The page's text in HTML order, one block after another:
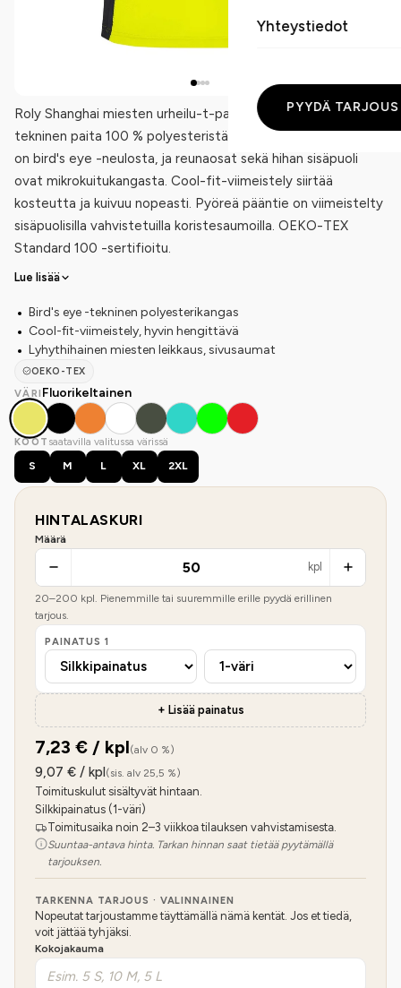
Yhteystiedot
PYYDÄ TARJOUS
Roly Shanghai miesten urheilu-t-paita on lyhythihainen
tekninen paita 100 % polyesteristä (140 g/m²). Pääkangas
on bird's eye -neulosta, ja reunaosat sekä hihan sisäpuoli
ovat mikrokuitukangasta. Cool-fit-viimeistely siirtää
kosteutta ja kuivuu nopeasti. Pyöreä pääntie on viimeistelty
sisäpuolisilla vahvistetuilla koristesaumoilla. OEKO-TEX
Standard 100 -sertifioitu.
Lue lisää
Bird's eye -tekninen polyesterikangas
Cool-fit-viimeistely, hyvin hengittävä
Lyhythihainen miesten leikkaus, sivusaumat
OEKO-TEX
VÄRI Fluorikeltainen
KOOT saatavilla valitussa värissä
S
M L XL 2XL
HINTALASKURI
Määrä
kpl
20–200 kpl. Pienemmille tai suuremmille erille pyydä erillinen
tarjous.
PAINATUS 1
+ Lisää painatus
7,23 € / kpl(alv 0 %)
9,07 € / kpl(sis. alv 25,5 %)
Toimituskulut sisältyvät hintaan.
Silkkipainatus (1-väri)
Toimitusaika noin 2–3 viikkoa tilauksen vahvistamisesta.
Suuntaa-antava hinta. Tarkan hinnan saat tietää pyytämällä
tarjouksen.
TARKENNA TARJOUS · VALINNAINEN
Nopeutat tarjoustamme täyttämällä nämä kentät. Jos et tiedä,
voit jättää tyhjäksi.
Kokojakauma